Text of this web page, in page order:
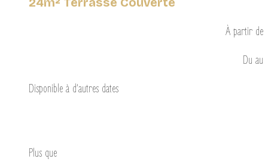
À partir de
Du au
Disponible à d’autres dates
Plus que